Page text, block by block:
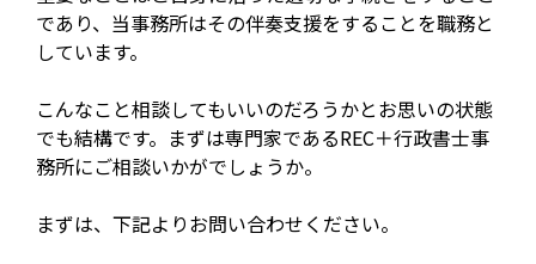
であり、当事務所はその伴奏支援をすることを職務と
しています。
こんなこと相談してもいいのだろうかとお思いの状態
でも結構です。まずは専門家であるREC＋行政書士事
務所にご相談いかがでしょうか。
まずは、下記よりお問い合わせください。